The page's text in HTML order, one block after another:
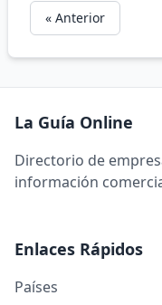
« Anterior
La Guía Online
Directorio de
información
Enlaces Rápidos
Países